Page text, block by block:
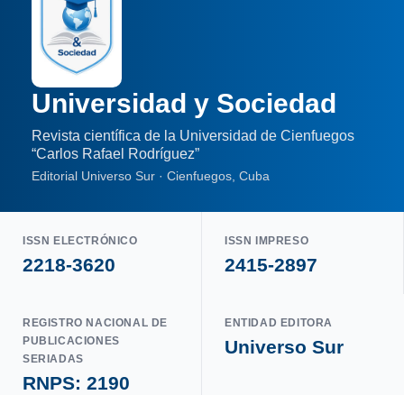
Universidad y Sociedad
Revista científica de la Universidad de Cienfuegos
“Carlos Rafael Rodríguez”
Editorial Universo Sur · Cienfuegos, Cuba
ISSN ELECTRÓNICO
2218-3620
ISSN IMPRESO
2415-2897
REGISTRO NACIONAL DE
PUBLICACIONES
SERIADAS
RNPS: 2190
ENTIDAD EDITORA
Universo Sur